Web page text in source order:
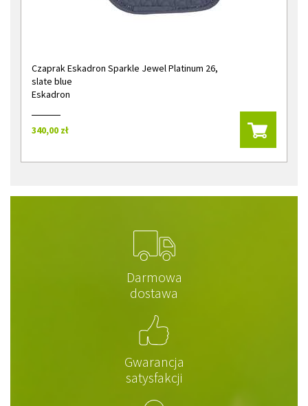
Czaprak Eskadron Sparkle Jewel Platinum 26,
slate blue
Eskadron
340,00 zł
Darmowa
dostawa
Gwarancja
satysfakcji